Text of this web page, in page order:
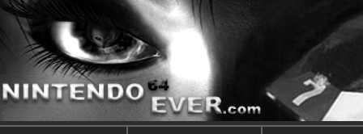
Warning: Undefined array key "HTTP_REFERER" in /
Warning: Undefined array key "HTTP_REFERER" in /